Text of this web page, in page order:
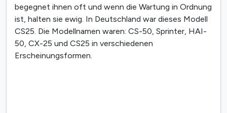
begegnet ihnen oft und wenn die Wartung in Ordnung
ist, halten sie ewig. In Deutschland war dieses Modell
CS25. Die Modellnamen waren: CS-50, Sprinter, HAI-
50, CX-25 und CS25 in verschiedenen
Erscheinungsformen.